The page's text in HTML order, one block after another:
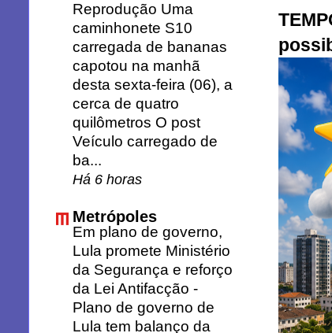
Reprodução Uma
caminhonete S10
carregada de bananas
capotou na manhã
desta sexta-feira (06), a
cerca de quatro
quilômetros O post
Veículo carregado de
ba...
Há 6 horas
Metrópoles
Em plano de governo,
Lula promete Ministério
da Segurança e reforço
da Lei Antifacção -
Plano de governo de
Lula tem balanço da